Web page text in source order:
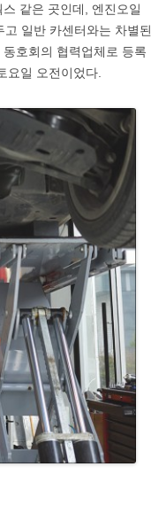
같은 곳인데, 엔진오일
일반 카센터와는 차별된
호회의 협력업체로 등록
요일 오전이었다.